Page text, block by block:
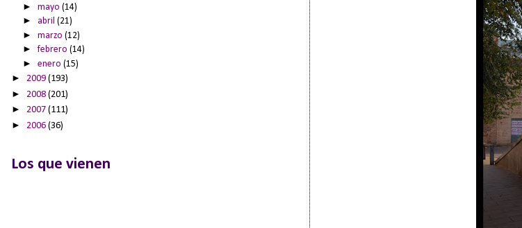
►mayo(14)
► abril(21)
►marzo(12)
►febrero(14)
►enero(15)
► 2009 (193)
► 2008 (201)
► 2007 (111)
► 2006 (36)
Los que vienen